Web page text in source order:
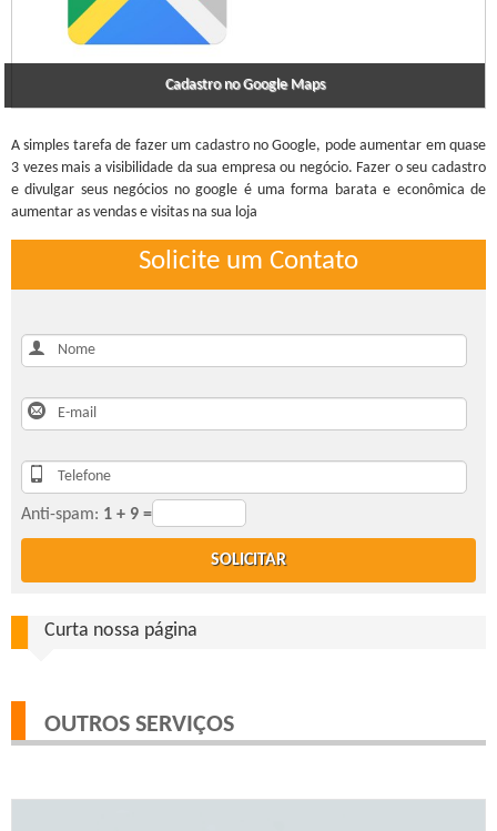
Cadastro no Google Maps
A simples tarefa de fazer um cadastro no Google, pode aumentar em quase
3 vezes mais a visibilidade da sua empresa ou negócio. Fazer o seu cadastro
e divulgar seus negócios no google é uma forma barata e econômica de
aumentar as vendas e visitas na sua loja
Solicite um Contato
Anti-spam: 1 + 9 =
SOLICITAR
Curta nossa página
OUTROS SERVIÇOS